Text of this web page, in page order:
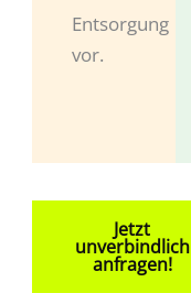
Entsorgung
vor.
Jetzt
unverbindlich
anfragen!